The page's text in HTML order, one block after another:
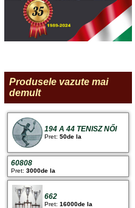
Produsele vazute mai
demult
194 A 44 TENISZ NŐI
Pret: 50de la
60808
Pret: 3000de la
662
Pret: 16000de la